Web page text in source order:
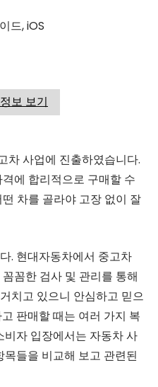
드, iOS
보 보기
차 사업에 진출하였습니다.
에 합리적으로 구매할 수
차를 골라야 고장 없이 잘
. 현대자동차에서 중고차
꼼한 검사 및 관리를 통해
치고 있으니 안심하고 믿으
판매할 때는 여러 가지 복
비자 입장에서는 자동차 사
들을 비교해 보고 관련된